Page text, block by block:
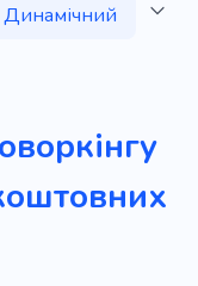
Динамічний